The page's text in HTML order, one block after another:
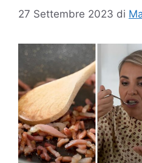
27 Settembre 2023 di